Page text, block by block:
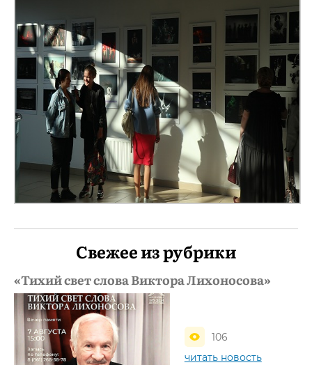
Свежее из рубрики
«Тихий свет слова Виктора Лихоносова»
106
читать новость